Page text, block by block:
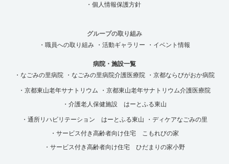
・個人情報保護方針
グループの取り組み
・職員への取り組み
・活動ギャラリー ・イベント情報
病院・施設一覧
・なごみの里病院
・なごみの里病院介護医療院 ・京都ならびがおか病院
・京都東山老年サナトリウム
・京都東山老年サナトリウム介護医療院
・介護老人保健施設 はーとふる東山
・通所リハビリテーション はーとふる東山
・ディケアなごみの里
・サービス付き高齢者向け住宅 こもれびの家
・サービス付き高齢者向け住宅 ひだまりの家小野